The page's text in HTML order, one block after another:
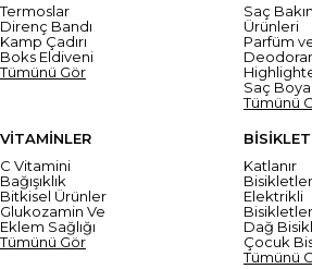
Termoslar
Direnç Bandı
Kamp Çadırı
Boks Eldiveni
Tümünü Gör
Saç
Ürünleri
Parfüm
Saç
Tümünü
VİTAMİNLER
C Vitamini
Bağışıklık
Bitkisel Ürünler
Glukozamin Ve
Eklem Sağlığı
Tümünü Gör
BİSİKLET
Katlanır
Bisikletler
Elektrikli
Bisikletler
Dağ
Çocuk
Tümünü